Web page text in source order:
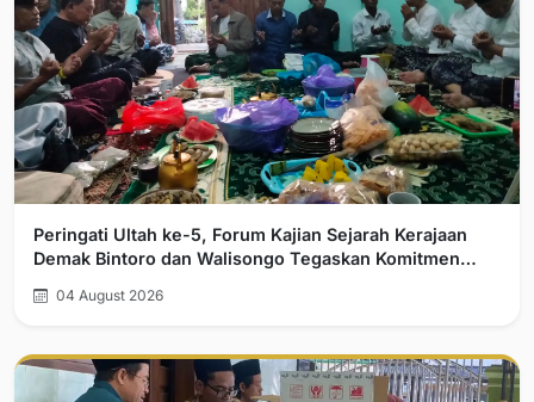
Peringati Ultah ke-5, Forum Kajian Sejarah Kerajaan
Demak Bintoro dan Walisongo Tegaskan Komitmen
04 August 2026